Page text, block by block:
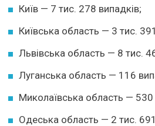
Київ — 7 тис. 278 випадків;
Київська область — 3 тис.
Львівська область — 8 тис.
Луганська область — 116
Миколаївська область — 530
Одеська область — 2 тис.